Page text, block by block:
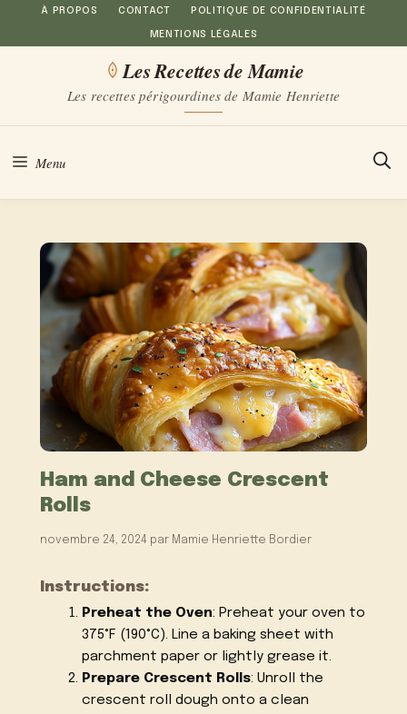
Aller
au
À PROPOS CONTACT POLITIQUE DE CONFIDENTIALITÉ
MENTIONS LÉGALES
Les Recettes de Mamie
Les recettes périgourdines de Mamie Henriette
Menu
Ham and Cheese Crescent
Rolls
novembre 24, 2024 par Mamie Henriette Bordier
Instructions:
Preheat the Oven: Preheat your oven to
375°F (190°C). Line a baking sheet with
parchment paper or lightly grease it.
Prepare Crescent Rolls: Unroll the
crescent roll dough onto a clean